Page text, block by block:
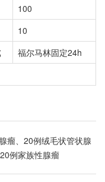
100
10
福尔马林固定24h
瘤、20例绒毛状管状腺
例家族性腺瘤